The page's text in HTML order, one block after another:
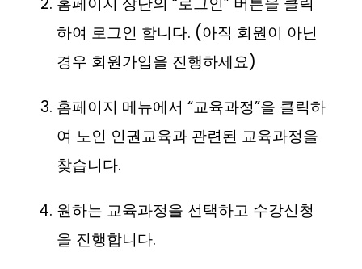
하여 로그인 합니다. (아직 회원이 아닌
경우 회원가입을 진행하세요)
홈페이지 메뉴에서 “교육과정”을 클릭하
여 노인 인권교육과 관련된 교육과정을
찾습니다.
원하는 교육과정을 선택하고 수강신청
을 진행합니다.